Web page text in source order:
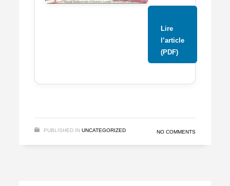
Lire
l’article
(PDF)
PUBLISHED IN UNCATEGORIZED NO COMMENTS